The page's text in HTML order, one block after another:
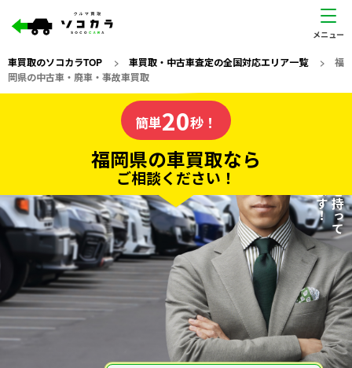
車買取のソコカラTOP > 車買取・中古車査定の全国対応エリア一覧> 福
岡県の中古車・廃車・事故車買取
の車買取なら
ソコカラの
電話か出張か、高い方の査定を提案。
だから高価買取!
私たちが責任を持って
査定いたします！
簡単20秒！
福岡県の車買取なら
ご相談ください！
20秒で入力完了！
無料で カンタンWeb査定
ご依頼いただいたお車を丁寧に査定いたします